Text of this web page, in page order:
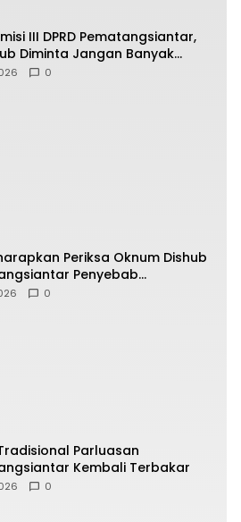
III DPRD Pematangsiantar,
Diminta Jangan Banyak
0
Periksa Oknum Dishub
Penyebab
PAD Retribusi Parkir
0
Parluasan
Kembali Terbakar
0